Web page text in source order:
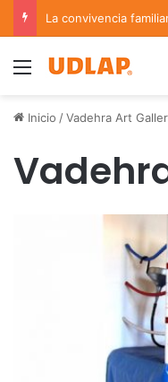
Menu
Inicio /Vadehra Art